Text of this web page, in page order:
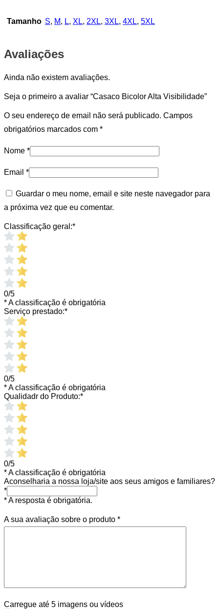
Tamanho S, M, L, XL, 2XL, 3XL, 4XL, 5XL
Avaliações
Ainda não existem avaliações.
Seja o primeiro a avaliar “Casaco Bicolor Alta Visibilidade”
O seu endereço de email não será publicado. Campos
obrigatórios marcados com *
Nome *
Email *
Guardar o meu nome, email e site neste navegador para
a próxima vez que eu comentar.
Classificação geral:*
0/5
* A classificação é obrigatória
Serviço prestado:*
0/5
* A classificação é obrigatória
Qualidadr do Produto:*
0/5
* A classificação é obrigatória
Aconselharia a nossa loja/site aos seus amigos e familiares?
*
* A resposta é obrigatória.
A sua avaliação sobre o produto *
Carregue até 5 imagens ou vídeos